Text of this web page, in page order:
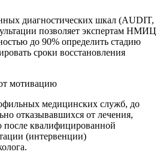
диагностических шкал (AUDIT,
позволяет экспертам НМИЦ
до 90% определить стадию
сроки восстановления
мотивацию
медицинских служб, до
отказывавшихся от лечения,
после квалифицированной
(интервенции)